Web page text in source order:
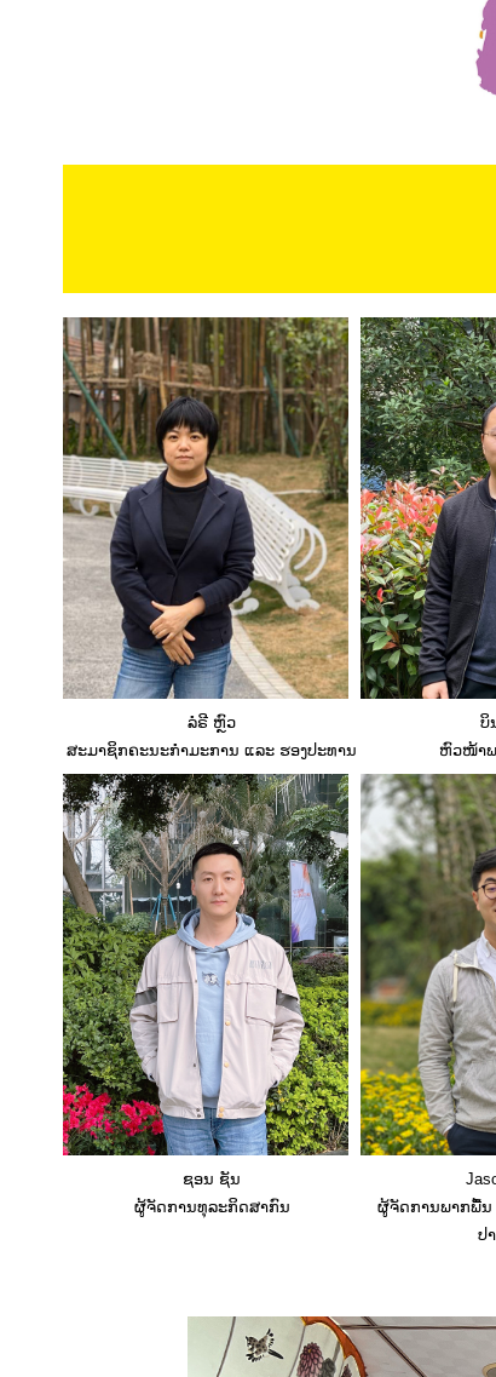
ລໍຣີ ຫຼົວ
ສະມາຊິກຄະນະກຳມະການ ແລະ ຮອງປະທານ
ບິ
ຫົວໜ້າ
ຊອນ ຊັນ
ຜູ້ຈັດການທຸລະກິດສາກົນ
ຜູ້ຈັດການພາກພື້ນ
ປ